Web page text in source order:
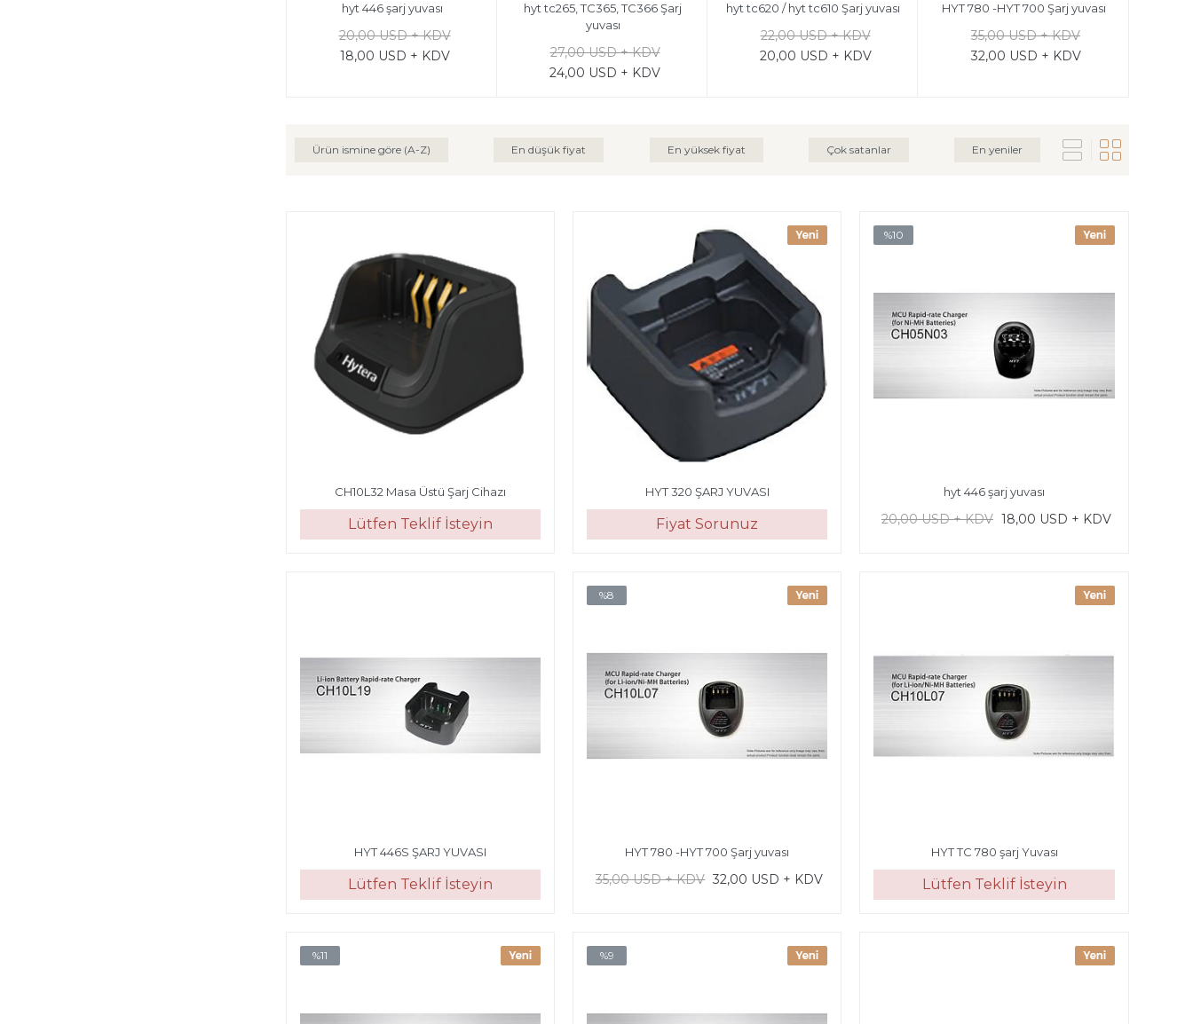
hyt 446 şarj yuvası
20,00 USD + KDV
18,00 USD + KDV
hyt tc265, TC365, TC366 Şarj
yuvası
27,00 USD + KDV
24,00 USD + KDV
hyt tc620 / hyt tc610 Şarj yuvası
22,00 USD + KDV
20,00 USD + KDV
HYT 780 -HYT 700 Şarj yuvası
35,00 USD + KDV
32,00 USD + KDV
Ürün ismine göre (A-Z) En düşük fiyat En yüksek fiyat Çok satanlar En yeniler
CH10L32 Masa Üstü Şarj Cihazı
Lütfen Teklif İsteyin
HYT 320 ŞARJ YUVASI
Fiyat Sorunuz
hyt 446 şarj yuvası
20,00 USD + KDV 18,00 USD + KDV
%10
HYT 446S ŞARJ YUVASI
Lütfen Teklif İsteyin
HYT 780 -HYT 700 Şarj yuvası
35,00 USD + KDV 32,00 USD + KDV
%8
HYT TC 780 şarj Yuvası
Lütfen Teklif İsteyin
%11 %9